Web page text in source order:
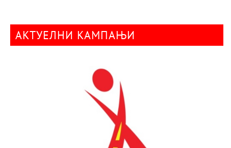
АКТУЕЛНИ КАМПАЊИ